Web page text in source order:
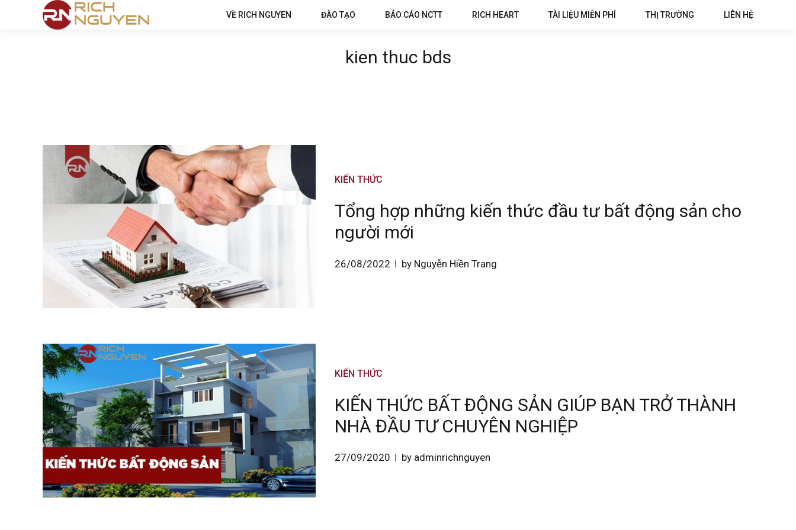
VỀ RICH NGUYEN ĐÀO TẠO BÁO CÁO NCTT RICH HEART TÀI LIỆU MIỄN PHÍ THỊ TRƯỜNG LIÊN HỆ
kien thuc bds
KIẾN THỨC
Tổng hợp những kiến thức đầu tư bất động sản cho
người mới
26/08/2022 by Nguyễn Hiền Trang
KIẾN THỨC
KIẾN THỨC BẤT ĐỘNG SẢN GIÚP BẠN TRỞ THÀNH
NHÀ ĐẦU TƯ CHUYÊN NGHIỆP
27/09/2020 by adminrichnguyen